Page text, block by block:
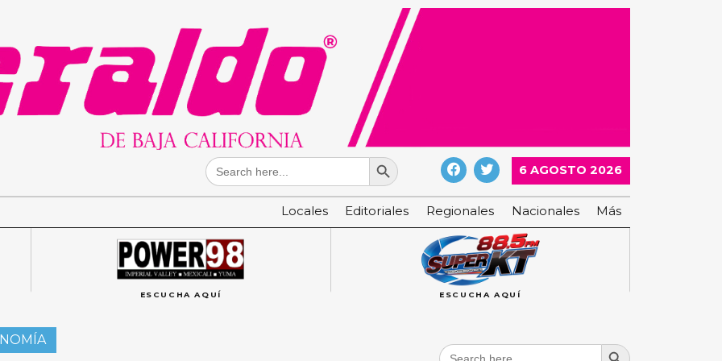
Search
for:
Search Button
6 AGOSTO 2026
Locales Editoriales Regionales Nacionales Más
ESCUCHA AQUÍ ESCUCHA AQUÍ
Search
Search Button